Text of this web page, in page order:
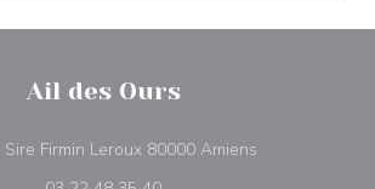
Ail des Ours
Sire Firmin Leroux 80000 Amiens((ανοίγει σε